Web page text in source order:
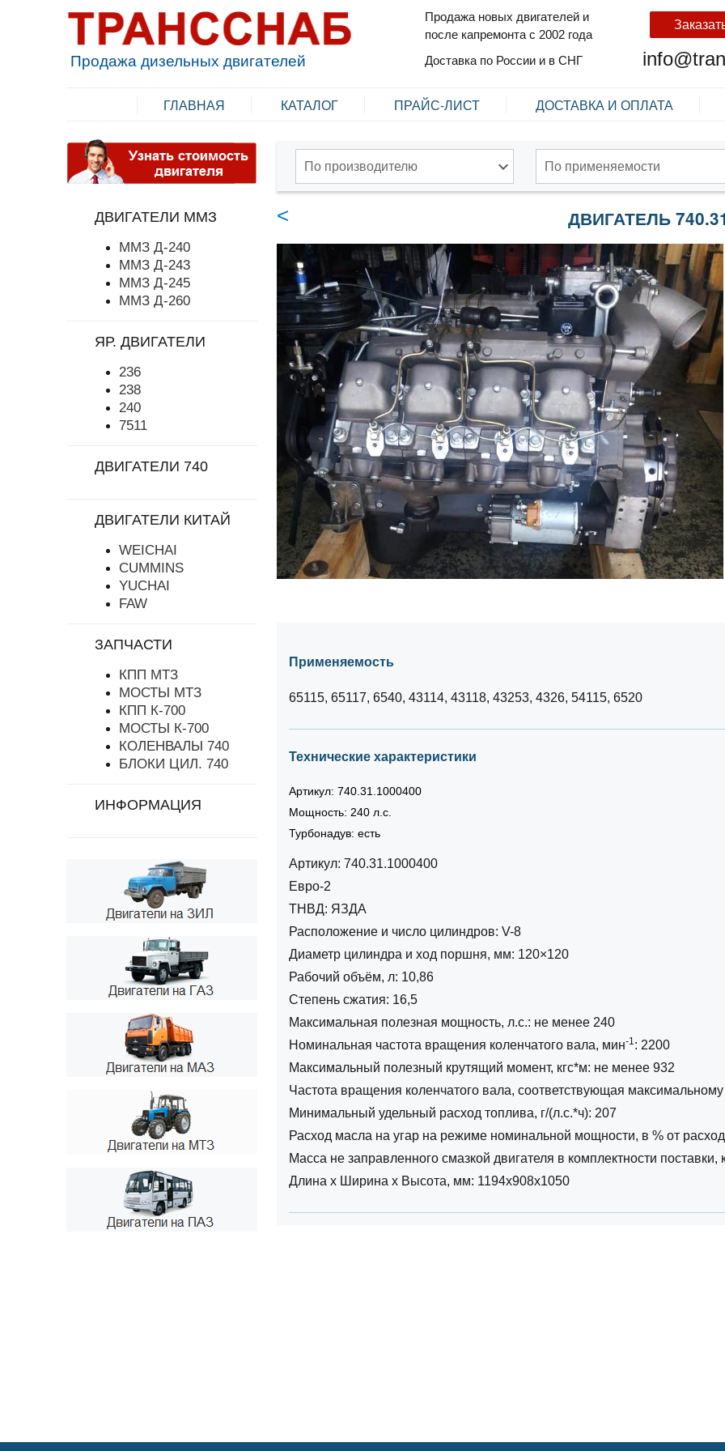
Продажа дизельных двигателей
Продажа новых двигателей и
после капремонта с 2002 года
Доставка по России и в СНГ
ГЛАВНАЯ КАТАЛОГ ПРАЙС-ЛИСТ ДОСТАВКА И ОПЛАТА
ДВИГАТЕЛИ ММЗ
ММЗ Д-240
ММЗ Д-243
ММЗ Д-245
ММЗ Д-260
ЯР. ДВИГАТЕЛИ
236
238
240
7511
ДВИГАТЕЛИ 740
ДВИГАТЕЛИ КИТАЙ
WEICHAI
CUMMINS
YUCHAI
FAW
ЗАПЧАСТИ
КПП МТЗ
МОСТЫ МТЗ
КПП К-700
МОСТЫ К-700
КОЛЕНВАЛЫ 740
БЛОКИ ЦИЛ. 740
ИНФОРМАЦИЯ
По производителю По применяемости
< ДВИГАТЕЛЬ
Применяемость
65115, 65117, 6540, 43114, 43118, 43253, 4326, 54115, 6520
Технические характеристики
Артикул: 740.31.1000400
Мощность: 240 л.с.
Турбонадув: есть
Артикул: 740.31.1000400
Евро-2
ТНВД: ЯЗДА
Расположение и число цилиндров: V-8
Диаметр цилиндра и ход поршня, мм: 120×120
Рабочий объём, л: 10,86
Степень сжатия: 16,5
Максимальная полезная мощность, л.с.: не менее 240
Номинальная частота вращения коленчатого вала, мин-1 : 2200
Максимальный полезный крутящий момент, кгс*м: не менее 932
Частота вращения коленчатого вала, соответствующая
Минимальный удельный расход топлива, г/(л.с.*ч): 207
Расход масла на угар на режиме номинальной мощности, в % от
Масса не заправленного смазкой двигателя в комплектности поставки,
Длина х Ширина х Высота, мм: 1194х908х1050